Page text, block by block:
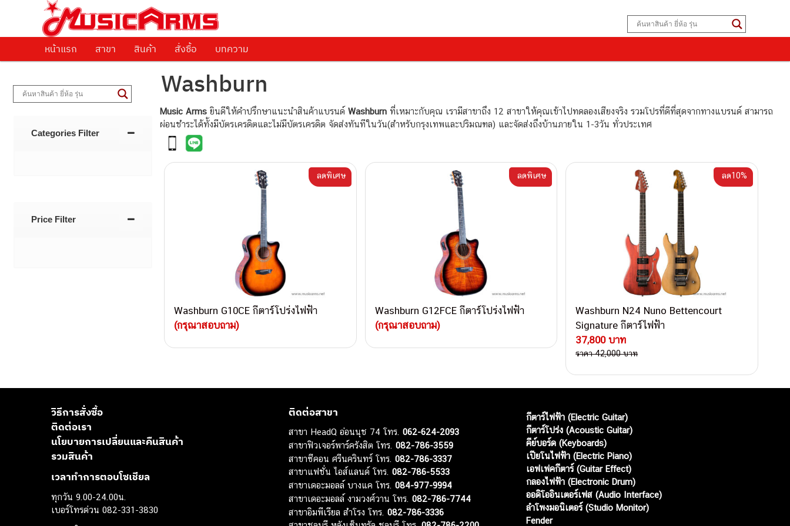
Music Arms
ศูนย์รวมครื่องดนตรีทุกชนิด ตั้งแต่เริ่มต้นถึงมืออาชีพ
Skip to primary content
Skip to secondary content
หน้าแรก สาขา สินค้า สั่งซื้อ บทความ
Washburn
Music Arms ยินดีให้คำปรึกษาแนะนำสินค้าแบรนด์ Washburn ที่เหมาะกับคุณ เรามีสาขาถึง 12 สาขาให้คุณเข้าไปทดลองเสียงจริง รวมโปรที่ดีที่สุดจากทางแบรนด์ สามารถ
ผ่อนชำระได้ทั้งมีบัตรเครดิตและไม่มีบัตรเครดิต จัดส่งทันทีในวัน(สำหรับกรุงเทพและปริมณฑล) และจัดส่งถึงบ้านภายใน 1-3วัน ทั่วประเทศ
Washburn G10CE กีตาร์โปร่งไฟฟ้า
(กรุณาสอบถาม)
ลดพิเศษ
Washburn G12FCE กีตาร์โปร่งไฟฟ้า
(กรุณาสอบถาม)
ลดพิเศษ
Washburn N24 Nuno Bettencourt
Signature กีตาร์ไฟฟ้า
37,800 บาท
ลด10%
ราคา 42,000 บาท
Categories Filter
Price Filter
วิธีการสั่งซื้อ
ติดต่อเรา
นโยบายการเปลี่ยนและคืนสินค้า
รวมสินค้า
เวลาทำการตอบโซเชียล
ทุกวัน 9.00-24.00น.
เบอร์โทรด่วน 082-331-3830
ติดต่อสาขา
สาขา HeadQ อ่อนนุช 74 โทร.062-624-2093
สาขาฟิวเจอร์พาร์ครังสิต โทร.082-786-3559
สาขาซีคอน ศรีนครินทร์ โทร.082-786-3337
สาขาแฟชั่น ไอส์แลนด์ โทร.082-786-5533
สาขาเดอะมอลล์ บางแค โทร.084-977-9994
สาขาเดอะมอลล์ งามวงศ์วาน โทร.082-786-7744
สาขาอิมพีเรียล สำโรง โทร.082-786-3336
กีตาร์ไฟฟ้า (Electric Guitar)
กีตาร์โปร่ง (Acoustic Guitar)
คีย์บอร์ด (Keyboards)
เปียโนไฟฟ้า (Electric Piano)
เอฟเฟคกีตาร์ (Guitar Effect)
กลองไฟฟ้า (Electronic Drum)
ออดิโออินเตอร์เฟส (Audio Interface)
ลำโพงมอนิเตอร์ (Studio Monitor)
Fender